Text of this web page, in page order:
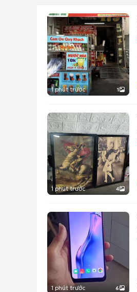
1 phút trước 1
1 phút trước 4
1 phút trước 6